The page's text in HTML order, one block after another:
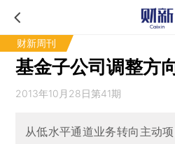
财新周刊
基金子公司调整方
2013年10月28日第41期
从低水平通道业务转向主动